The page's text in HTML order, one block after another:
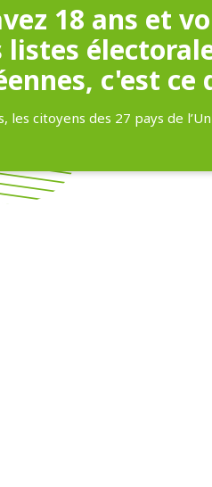
18 ans et
listes
c'est ce
les citoyens des 27 pays de